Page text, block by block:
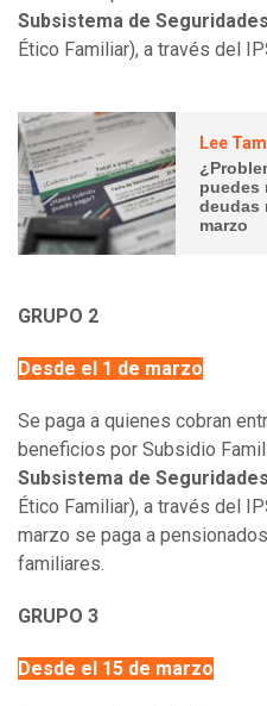
Subsistema de
Ético Familiar), a través del
Lee
puedes
deudas
marzo
GRUPO 2
Desde el 1 de marzo
Se paga a quienes cobran
beneficios por Subsidio
Subsistema de
Ético Familiar), a través del
marzo se paga a
familiares.
GRUPO 3
Desde el 15 de marzo